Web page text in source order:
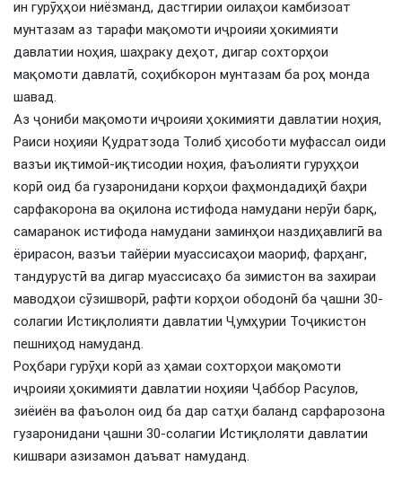
ин гурӯҳҳои ниёзманд, дастгирии оилаҳои камбизоат
мунтазам аз тарафи мақомоти иҷроияи ҳокимияти
давлатии ноҳия, шаҳраку деҳот, дигар сохторҳои
мақомоти давлатӣ, соҳибкорон мунтазам ба роҳ монда
шавад.
Аз ҷониби мақомоти иҷроияи ҳокимияти давлатии ноҳия,
Раиси ноҳияи Қудратзода Толиб ҳисоботи муфассал оиди
вазъи иқтимоӣ-иқтисодии ноҳия, фаъолияти гуруҳҳои
корӣ оид ба гузаронидани корҳои фаҳмондадиҳӣ баҳри
сарфакорона ва оқилона истифода намудани нерӯи барқ,
самаранок истифода намудани заминҳои наздиҳавлигӣ ва
ёрирасон, вазъи тайёрии муассисаҳои маориф, фарҳанг,
тандурустӣ ва дигар муассисаҳо ба зимистон ва захираи
маводҳои сӯзишворӣ, рафти корҳои ободонӣ ба ҷашни 30-
солагии Истиқлолияти давлатии Ҷумҳурии Тоҷикистон
пешниҳод намуданд.
Роҳбари гурӯҳи корӣ аз ҳамаи сохторҳои мақомоти
иҷроияи ҳокимияти давлатии ноҳияи Ҷаббор Расулов,
зиёиён ва фаъолон оид ба дар сатҳи баланд сарфарозона
гузаронидани ҷашни 30-солагии Истиқлоляти давлатии
кишвари азизамон даъват намуданд.